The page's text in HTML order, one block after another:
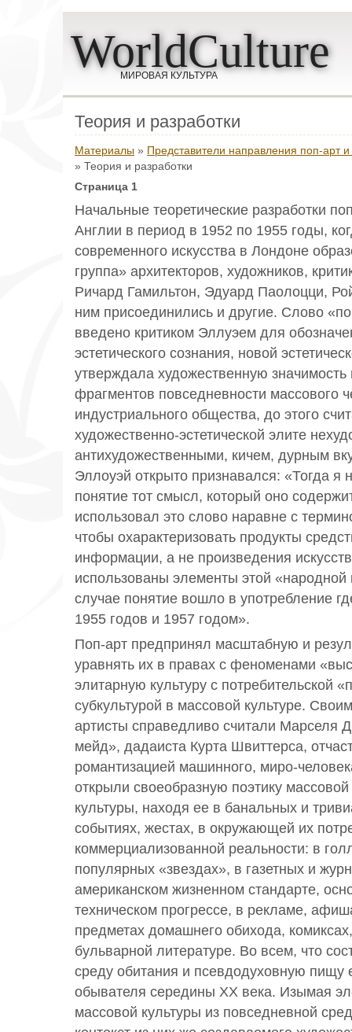
WorldCulture
МИРОВАЯ КУЛЬТУРА
Теория и разработки
Материалы » Представители направления поп-арт
» Теория и разработки
Страница 1
Начальные теоретические разработки
Англии в период в 1952 по 1955 годы,
современного искусства в Лондоне
группа» архитекторов, художников,
Ричард Гамильтон, Эдуард Паолоцци,
ним присоединились и другие. Слово
введено критиком Эллуэем для
эстетического сознания, новой
утверждала художественную
фрагментов повседневности массового
индустриального общества, до этого
художественно-эстетической элите
антихудожественными, кичем, дурным
Эллоуэй открыто признавался: «Тогда я
понятие тот смысл, который оно
использовал это слово наравне с
чтобы охарактеризовать продукты
информации, а не произведения
использованы элементы этой
случае понятие вошло в употребление
1955 годов и 1957 годом».
Поп-арт предпринял масштабную и
уравнять их в правах с феноменами
элитарную культуру с потребительской
субкультурой в массовой культуре.
артисты справедливо считали Марселя
мейд», дадаиста Курта Швиттерса,
романтизацией машинного, миро-
открыли своеобразную поэтику
культуры, находя ее в банальных и
событиях, жестах, в окружающей их
коммерциализованной реальности: в
популярных «звездах», в газетных и
американском жизненном стандарте,
техническом прогрессе, в рекламе,
предметах домашнего обихода,
бульварной литературе. Во всем, что
среду обитания и псевдодуховную пищу
обывателя середины XX века. Изымая
массовой культуры из повседневной